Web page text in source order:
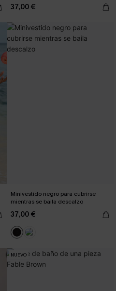
37,00 €
Minivestido negro para cubrirse
mientras se baila descalzo
37,00 €
NUEVO